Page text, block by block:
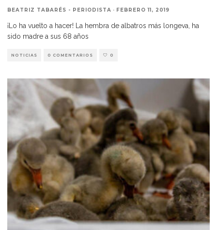
BEATRIZ TABARÉS - PERIODISTA · FEBRERO 11, 2019
¡Lo ha vuelto a hacer! La hembra de albatros más longeva, ha
sido madre a sus 68 años
NOTICIAS 0 COMENTARIOS 0